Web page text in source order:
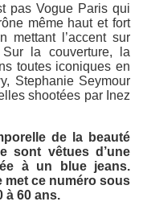
pas Vogue Paris qui
même haut et fort
mettant l’accent sur
la couverture, la
toutes iconiques en
Stephanie Seymour
shootées par Inez
de la beauté
sont vêtues d’une
à un blue jeans.
met ce numéro sous
à 60 ans.